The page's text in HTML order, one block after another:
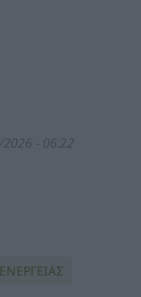
2026 - 06:22